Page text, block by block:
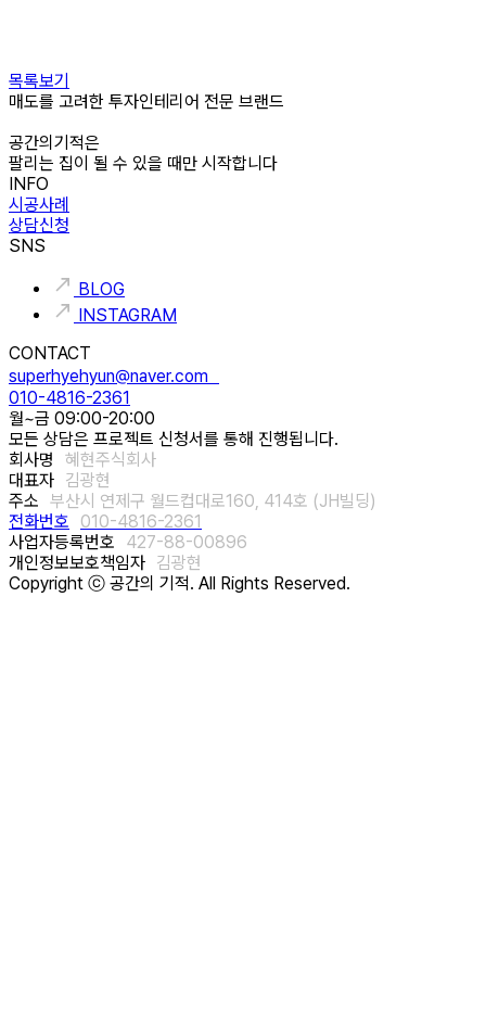
목록보기
매도를 고려한 투자인테리어 전문 브랜드
공간의기적은
팔리는 집이 될 수 있을 때만 시작합니다
INFO
시공사례
상담신청
SNS
BLOG
INSTAGRAM
CONTACT
superhyehyun@naver.com
010-4816-2361
월~금 09:00-20:00
모든 상담은 프로젝트 신청서를 통해 진행됩니다.
회사명
혜현주식회사
대표자 김광현
주소 부산시 연제구 월드컵대로160, 414호 (JH빌딩)
전화번호
010-4816-2361
사업자등록번호
427-88-00896
개인정보보호책임자 김광현
Copyright ⓒ 공간의 기적. All Rights Reserved.